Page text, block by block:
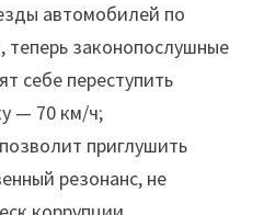
автомобилей по
теперь законопослушные
себе переступить
— 70 км/ч;
приглушить
резонанс, не